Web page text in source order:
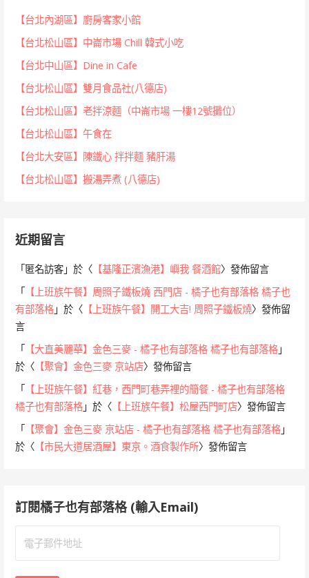
【台北內湖區】廚房客家小館
【台北松山區】中崙市場 Chill 韓式小吃
【台北中山區】Dine in Cafe
【台北松山區】雙月食品社(八德店)
【台北松山區】老拌涼麵（中崙市場 一樓12號攤位）
【台北松山區】午食在
【台北大安區】陳鐵心 拌拌麵 豬肝湯
【台北松山區】搬湯弄煮 (八德店)
近期留言
「匿名訪客 」於〈 【基隆正濱漁港】嶼我 餐酒館〉發佈留言
「 【上班族午餐】周照子鐵板燒 西門店 - 橘子也有部落格 橘子也
有部落格 」於〈 【上班族午餐】開工大吉! 周照子鐵板燒〉發佈留
言
「 【大直美麗華】金色三麥 - 橘子也有部落格 橘子也有部落格 」
於〈 【聚會】金色三麥 京站店〉發佈留言
「 【上班族午餐】紅巷，西門町巷弄裡的簡餐 - 橘子也有部落格
橘子也有部落格 」於〈 【上班族午餐】松屋西門町店〉發佈留言
「 【聚會】金色三麥 京站店 - 橘子也有部落格 橘子也有部落格 」
於〈 【市民大道居酒屋】東京。酒食製作所〉發佈留言
訂閱橘子也有部落格 (輸入Email)